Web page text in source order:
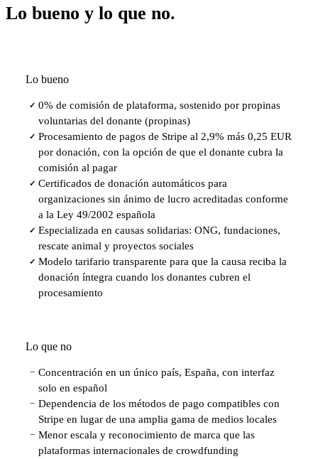
Lo bueno y lo que no.
Lo bueno
✓ 0% de comisión de plataforma, sostenido por propinas
voluntarias del donante (propinas)
✓ Procesamiento de pagos de Stripe al 2,9% más 0,25 EUR
por donación, con la opción de que el donante cubra la
comisión al pagar
✓ Certificados de donación automáticos para
organizaciones sin ánimo de lucro acreditadas conforme
a la Ley 49/2002 española
✓ Especializada en causas solidarias: ONG, fundaciones,
rescate animal y proyectos sociales
✓ Modelo tarifario transparente para que la causa reciba la
donación íntegra cuando los donantes cubren el
procesamiento
Lo que no
− Concentración en un único país, España, con interfaz
solo en español
− Dependencia de los métodos de pago compatibles con
Stripe en lugar de una amplia gama de medios locales
− Menor escala y reconocimiento de marca que las
plataformas internacionales de crowdfunding